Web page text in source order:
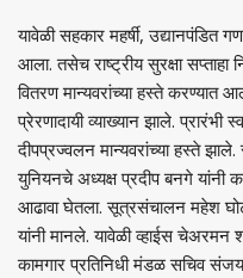
यावेळी सहकार महर्षी, उद्यानपंडित
आला. तसेच राष्ट्रीय सुरक्षा सप्ताहा
वितरण मान्यवरांच्या हस्ते करण्यात
प्रेरणादायी व्याख्यान झाले.
दीपप्रज्वलन मान्यवरांच्या हस्ते
युनियनचे अध्यक्ष प्रदीप बनगे यांनी
आढावा घेतला. सूत्रसंचालन महेश
यांनी मानले. यावेळी व्हाईस चेअरमन
कामगार प्रतिनिधी मंडळ सचिव